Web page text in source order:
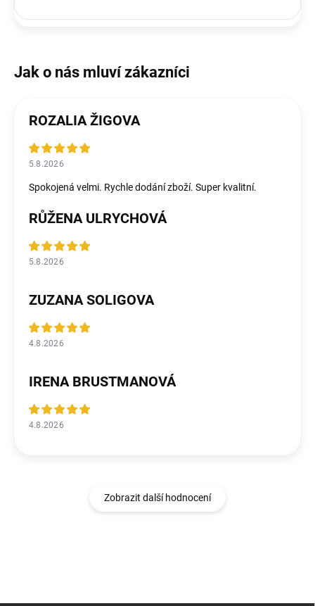
ROZALIA ŽIGOVA
5.8.2026
Spokojená velmi. Rychle dodání zboží. Super kvalitní.
RŮŽENA ULRYCHOVÁ
5.8.2026
ZUZANA SOLIGOVA
4.8.2026
IRENA BRUSTMANOVÁ
4.8.2026
Zobrazit další hodnocení